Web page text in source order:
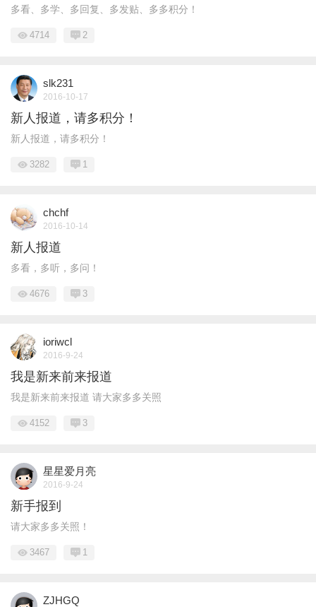
多看、多学、多回复、多发贴、多多积分！
4714 2
slk231
2016-10-17
新人报道，请多积分！
新人报道，请多积分！
3282 1
chchf
2016-10-14
新人报道
多看，多听，多问！
4676 3
ioriwcl
2016-9-24
我是新来前来报道
我是新来前来报道 请大家多多关照
4152 3
星星爱月亮
2016-9-24
新手报到
请大家多多关照！
3467 1
ZJHGQ